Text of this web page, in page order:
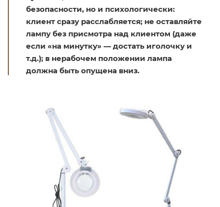
безопасности, но и психологически:
клиент сразу расслабляется; не оставляйте
лампу без присмотра над клиентом (даже
если «на минутку» — достать иголочку и
т.д.); в нерабочем положении лампа
должна быть опущена вниз.